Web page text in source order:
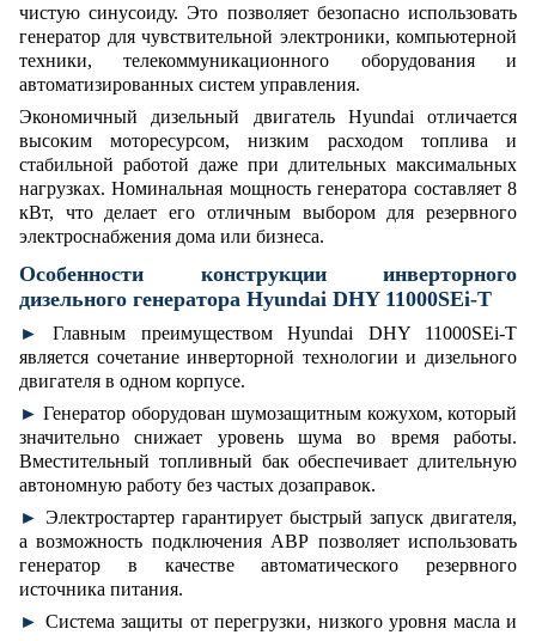
чистую синусоиду. Это позволяет безопасно использовать
генератор для чувствительной электроники, компьютерной
техники, телекоммуникационного оборудования и
автоматизированных систем управления.
Экономичный дизельный двигатель Hyundai отличается
высоким моторесурсом, низким расходом топлива и
стабильной работой даже при длительных максимальных
нагрузках. Номинальная мощность генератора составляет 8
кВт, что делает его отличным выбором для резервного
электроснабжения дома или бизнеса.
Особенности конструкции инверторного
дизельного генератора Hyundai DHY 11000SEi-T
►Главным преимуществом Hyundai DHY 11000SEi-T
является сочетание инверторной технологии и дизельного
двигателя в одном корпусе.
►Генератор оборудован шумозащитным кожухом, который
значительно снижает уровень шума во время работы.
Вместительный топливный бак обеспечивает длительную
автономную работу без частых дозаправок.
► Электростартер гарантирует быстрый запуск двигателя,
а возможность подключения АВР позволяет использовать
генератор в качестве автоматического резервного
источника питания.
► Система защиты от перегрузки, низкого уровня масла и